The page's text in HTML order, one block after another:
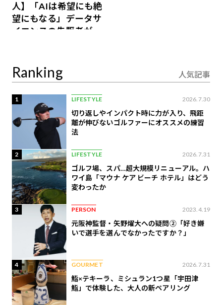
人】「AIは希望にも絶
望にもなる」データサ
イエンスの先駆者が語
Ranking 人気記事
1 LIFESTYLE 2026.7.30
切り返しやインパクト時に力が入り、飛距
離が伸びないゴルファーにオススメの練習
法
2 LIFESTYLE 2026.7.31
ゴルフ場、スパ…超大規模リニューアル。ハ
ワイ島「マウナ ケア ビーチ ホテル」はどう
変わったか
3 PERSON 2023.4.19
元阪神監督・矢野燿大への疑問②「好き嫌
いで選手を選んでなかったですか？」
4 GOURMET 2026.7.31
鮨×テキーラ、ミシュラン1つ星「宇田津
鮨」で体験した、大人の新ペアリング